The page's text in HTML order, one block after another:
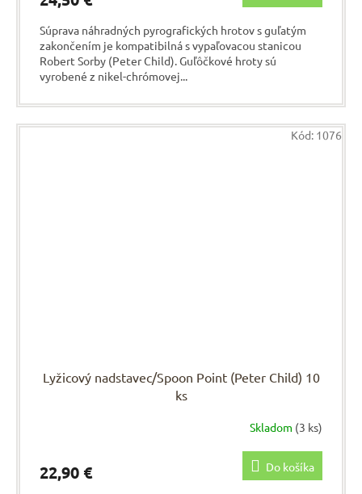
Súprava náhradných pyrografických hrotov s guľatým
zakončením je kompatibilná s vypaľovacou stanicou
Robert Sorby (Peter Child). Guľôčkové hroty sú
vyrobené z nikel-chrómovej...
Lyžicový nadstavec/Spoon Point (Peter Child) 10
ks
Skladom (3 ks)
22,90 € Do košíka
Kód: 1076